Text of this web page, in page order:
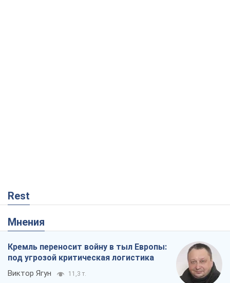
Rest
Мнения
Кремль переносит войну в тыл Европы:
под угрозой критическая логистика
Виктор Ягун 11,3 т.